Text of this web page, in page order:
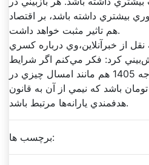
بيشتري داشته باشد، بر اقتصاد
هم تاثير مثبت خواهد داشت.
نقل از خبرآنلاين،وي درباره کسري
احتمالي 1405 پيش‌بيني کرد: فکر مي‌کنم اگر شرايط
کلي حفظ شوند کسري بودجه 1405 هم مانند امسال چيزي در
تومان باشد که نيمي از آن به قانون
هدفمندي يارانه‌ها مرتبط باشد.
برچسب ها: